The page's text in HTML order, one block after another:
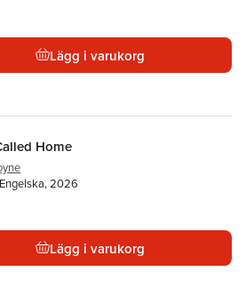
Lägg i varukorg
Home
2026
Lägg i varukorg